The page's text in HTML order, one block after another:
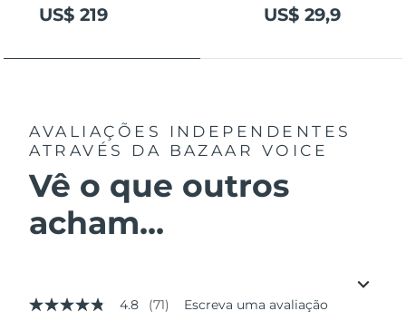
US$ 219 US$ 29,9
AVALIAÇÕES INDEPENDENTES
ATRAVÉS DA BAZAAR VOICE
Vê o que outros
acham...
4.8
4.8 (71) Escreva uma avaliação